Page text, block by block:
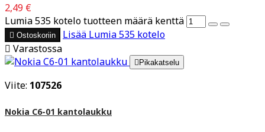
2,49 €
Lumia 535 kotelo tuotteen määrä kenttä
 Ostoskoriin Lisää Lumia 535 kotelo
 Varastossa
 Pikakatselu
Viite: 107526
Nokia C6-01 kantolaukku